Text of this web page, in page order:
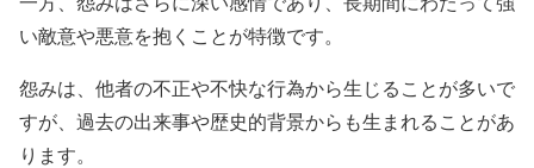
い敵意や悪意を抱くことが特徴です。
怨みは、他者の不正や不快な行為から生じることが多いで
すが、過去の出来事や歴史的背景からも生まれることがあ
ります。